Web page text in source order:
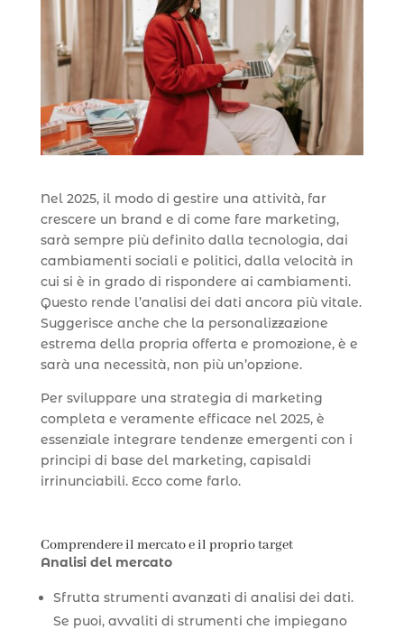
Nel 2025, il modo di gestire una attività, far
crescere un brand e di come fare marketing,
sarà sempre più definito dalla tecnologia, dai
cambiamenti sociali e politici, dalla velocità in
cui si è in grado di rispondere ai cambiamenti.
Questo rende l’analisi dei dati ancora più vitale.
Suggerisce anche che la personalizzazione
estrema della propria offerta e promozione, è e
sarà una necessità, non più un’opzione.
Per sviluppare una strategia di marketing
completa e veramente efficace nel 2025, è
essenziale integrare tendenze emergenti con i
principi di base del marketing, capisaldi
irrinunciabili. Ecco come farlo.
Comprendere il mercato e il proprio target
Analisi del mercato
Sfrutta strumenti avanzati di analisi dei dati.
Se puoi, avvaliti di strumenti che impiegano